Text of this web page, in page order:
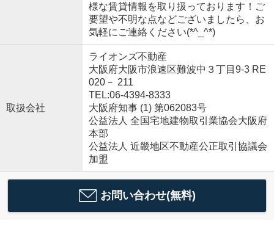
様な賃貸情報を取り扱っております！ご
要望や不明な点などございましたら、お
気軽にご連絡ください(*^_^*)
取扱会社
ライオンズ不動産
大阪府大阪市浪速区難波中３丁目9-3 RE
020－ 211
TEL:06-4394-8333
大阪府知事 (1) 第062083号
公益法人 全国宅地建物取引業協会大阪府
本部
公益法人 近畿地区不動産公正取引協議会
加盟
お問い合わせ(無料)